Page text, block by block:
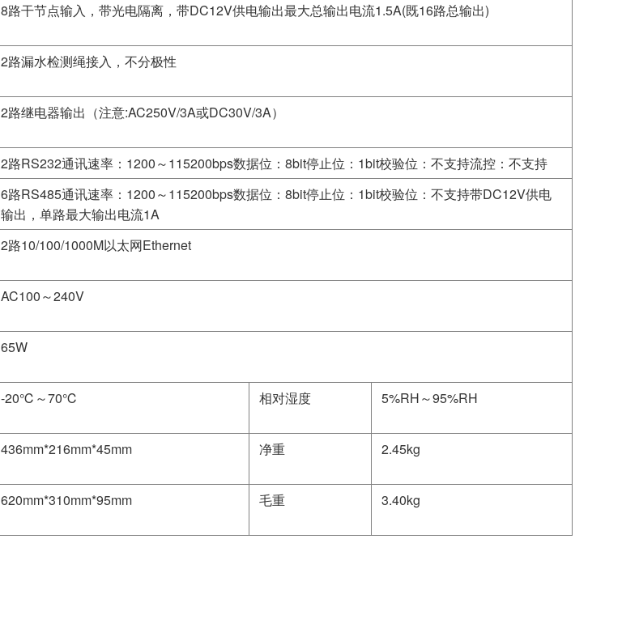
8路干节点输入，带光电隔离，带DC12V供电输出最大总输出电流1.5A(既16路总输出)
2路漏水检测绳接入，不分极性
2路继电器输出（注意:AC250V/3A或DC30V/3A）
2路RS232通讯速率：1200～115200bps数据位：8bit停止位：1bit校验位：不支持流控：不支持
6路RS485通讯速率：1200～115200bps数据位：8bit停止位：1bit校验位：不支持带DC12V供电
输出，单路最大输出电流1A
2路10/100/1000M以太网Ethernet
AC100～240V
65W
-20℃～70℃ 相对湿度 5%RH～95%RH
436mm*216mm*45mm 净重 2.45kg
620mm*310mm*95mm 毛重 3.40kg